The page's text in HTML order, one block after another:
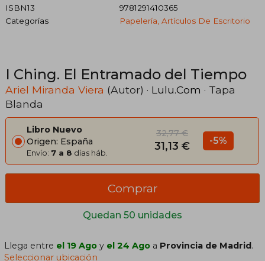
ISBN13
9781291410365
Categorías
Papelería, Artículos De Escritorio
I Ching. El Entramado del Tiempo
Ariel Miranda Viera (Autor) · Lulu.Com · Tapa
Blanda
Libro Nuevo
Origen: España
Envío: 7 a 8 días háb.
32,77 €
31,13 € -5%
Quedan 50 unidades
Comprar
Llega entre el 19 Ago y el 24 Ago a Provincia de Madrid.
Seleccionar ubicación